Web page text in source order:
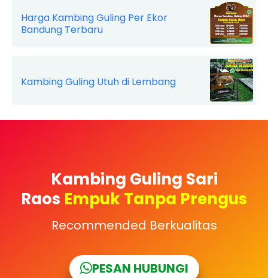
Harga Kambing Guling Per Ekor
Bandung Terbaru
Kambing Guling Utuh di Lembang
Kambing Guling Sari
Raos Empuk Tanpa Prengus
Recommended Berkualitas
PESAN HUBUNGI